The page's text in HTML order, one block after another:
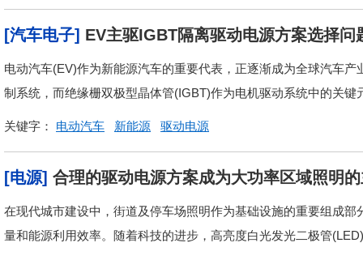
[汽车电子] EV主驱IGBT隔离驱动电源方案选择问
电动汽车(EV)作为新能源汽车的重要代表，正逐渐成为全球汽车
制系统，而绝缘栅双极型晶体管(IGBT)作为电机驱动系统中的关
关键字： 电动汽车 新能源 驱动电源
[电源] 合理的驱动电源方案成为大功率区域照明
在现代城市建设中，街道及停车场照明作为基础设施的重要组成
量和能源利用效率。随着科技的进步，高亮度白光发光二极管